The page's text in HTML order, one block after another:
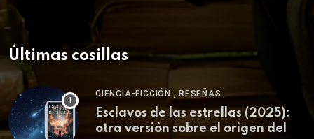
Últimas cosillas
CIENCIA-FICCIÓN , RESEÑAS
Esclavos de las estrellas (2025):
otra versión sobre el origen del